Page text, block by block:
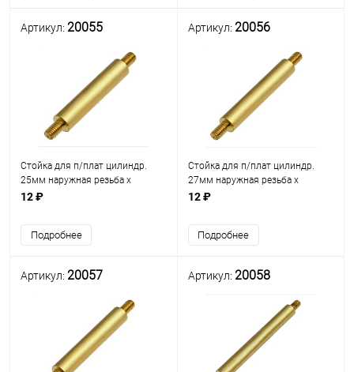
Артикул: 20055
Стойка для п/плат цилиндр.
25мм наружная резьба х
наружная резьба М3мм L=5мм)
(PCNN-25)
12 ₽
Подробнее
Артикул: 20056
Стойка для п/плат цилиндр.
27мм наружная резьба х
наружная резьба М3мм L=5мм)
(PCNN-27)
12 ₽
Подробнее
Артикул: 20057 Артикул: 20058